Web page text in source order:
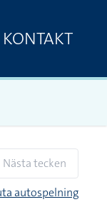
KONTAKT
Nästa tecken
autospelning